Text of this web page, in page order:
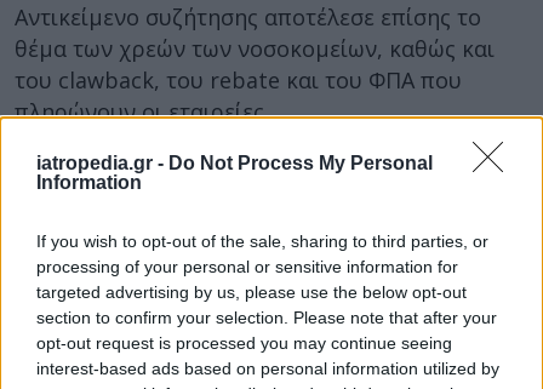
iatropedia.gr - Do Not Process My Personal
Information
If you wish to opt-out of the sale, sharing to third parties, or
processing of your personal or sensitive information for
targeted advertising by us, please use the below opt-out
section to confirm your selection. Please note that after your
opt-out request is processed you may continue seeing
interest-based ads based on personal information utilized by
Αντικείμενο συζήτησης αποτέλεσε επίσης το
θέμα των χρεών των νοσοκομείων, καθώς και
του clawback, του rebate και του ΦΠΑ που
πληρώνουν οι εταιρείες.
Ο υπουργός Υγείας διαβεβαίωσε ότι θα
βρίσκεται συνεχώς σε συνενόηση και
να βρεθούν λύσεις οι οποίες θα είναι προς
όφελος των ασθενών και της χώρας.
Οι εκπρόσωποι του ΣΦΕΕ πάντως, με επικεφαλής
τον πρόεδρο Πασχάλη Αποστολίδη, ζήτησαν